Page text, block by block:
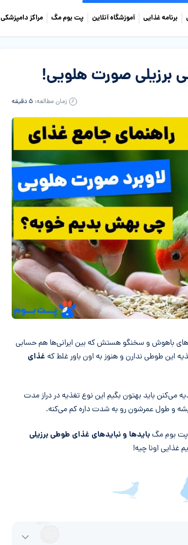
برنامه غذایی آموزشگاه آنلاین پت بوم مگ مراکز دامپزشکی
برزیلی صورت هلویی!
زمان مطالعه: ۵ دقیقه
باهوش و سخنگو هستش که بین ایرانی‌ها هم حسابی
این طوطی ندارن و هنوز به اون باور غلط که غذای
می‌کنن باید بهتون بگیم این نوع تغذیه در دراز مدت
و طول عمرشون رو به شدت داره کم می‌کنه.
پت بوم مگباید‌ها و نباید‌های غذای طوطی برزیلی
غذایی اونا چیه!